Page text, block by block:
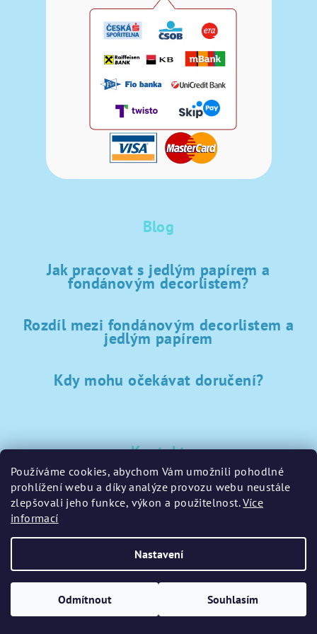
Používáme cookies, abychom Vám umožnili pohodlné
prohlížení webu a díky analýze provozu webu neustále
zlepšovali jeho funkce, výkon a použitelnost.Více
informací
Nastavení
Odmítnout Souhlasím
Blog
Jak pracovat s jedlým papírem a
fondánovým decorlistem?
Rozdíl mezi fondánovým decorlistem a
jedlým papírem
Kdy mohu očekávat doručení?
Kontakt
sklad@sladke-potreby.cz
+420 797728283
Upravit nastavení cookies
Vytvořil Shoptet